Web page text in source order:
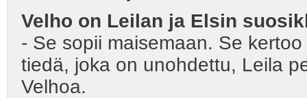
Velho on Leilan ja Elsin
- Se sopii maisemaan. Se
tiedä, joka on unohdettu, Leila
Velhoa.